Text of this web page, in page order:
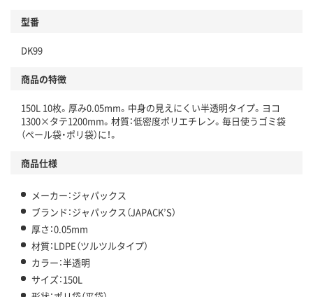
仕組
この商品の環境配慮ポイントです。下記商品詳細「
アスクル商品環境スコア詳細／加点項目
」で確認できます。
型番
DK99
商品の特徴
150L 10枚。厚み0.05mm。中身の見えにくい半透明タイプ。ヨコ
1300×タテ1200mm。材質：低密度ポリエチレン。毎日使うゴミ袋
（ペール袋・ポリ袋）に！。
商品仕様
メーカー：ジャパックス
ブランド：ジャパックス（JAPACK’S）
厚さ：0.05mm
材質：LDPE（ツルツルタイプ）
カラー：半透明
サイズ：150L